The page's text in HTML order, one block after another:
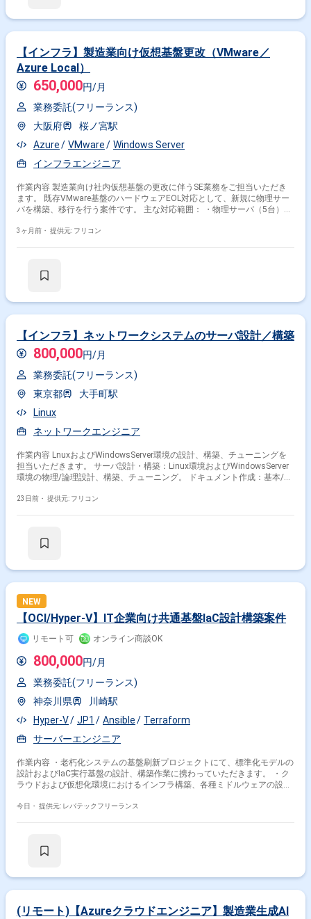
【インフラ】製造業向け仮想基盤更改（VMware／
Azure Local）
650,000円/月
業務委託(フリーランス)
大阪府
桜ノ宮駅
Azure
VMware
Windows Server
インフラエンジニア
作業内容 製造業向け社内仮想基盤の更改に伴うSE業務をご担当いただき
ます。 既存VMware基盤のハードウェアEOL対応として、新規に物理サー
バを構築、移行を行う案件です。 主な対応範囲： ・物理サーバ（5台）の
の構築 ・L2スイッチ構築対応 ・バックアップ環境構築（SCCM） ・構築
3ヶ月前・ 提供元: フリコン
【インフラ】ネットワークシステムのサーバ設計／構築
800,000円/月
業務委託(フリーランス)
東京都
大手町駅
Linux
ネットワークエンジニア
作業内容 LnuxおよびWindowsServer環境の設計、構築、チューニングを
担当いただきます。 サーバ設計・構築：Linux環境およびWindowsServer
環境の物理/論理設計、構築、チューニング。 ドキュメント作成：基本/詳
に応じてAD連携や監視（Zabbix）等の設定・検討。
23日前・ 提供元: フリコン
NEW
【OCI/Hyper-V】IT企業向け共通基盤IaC設計構築案件
リモート可 オンライン商談OK
800,000円/月
業務委託(フリーランス)
神奈川県
川崎駅
Hyper-V
JP1 Ansible
Terraform
サーバーエンジニア
作業内容 ・老朽化システムの基盤刷新プロジェクトにて、標準化モデルの
設計およびIaC実行基盤の設計、構築作業に携わっていただきます。 ・ク
ラウドおよび仮想化環境におけるインフラ構築、各種ミドルウェアの設
です。 ・具体的には下記作業を想定しています。 -クラウドおよび仮想
よびテスト
今日・ 提供元: レバテックフリーランス
(リモート)【Azureクラウドエンジニア】製造業生成AI